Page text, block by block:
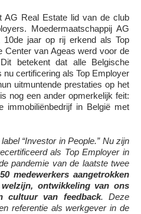
AG Real Estate lid van de club
Moedermaatschappij AG
jaar op rij erkend als Top
Center van Ageas werd voor de
betekent dat alle Belgische
nu certificering als Top Employer
uitmuntende prestaties op het
nog een ander opmerkelijk feit:
in België met
“Investor in People.” Nu zijn
als Top Employer in
pandemie van de laatste twee
medewerkers aangetrokken
ontwikkeling van ons
cultuur van feedback. Deze
referentie als werkgever in de